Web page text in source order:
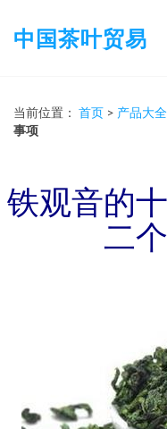
中国茶叶贸易
当前位置： 首页 > 产品大全
事项
铁观音的
二